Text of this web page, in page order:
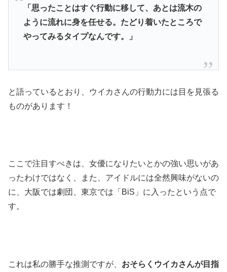
「思ったことはすぐ行動に移して、あとは流木の
ように流れに身を任せる。たどり着いたところで
やってみるタイプなんです。」
と語っているとおり、ウイカさんの行動力には目を見張る
ものがあります！
ここで注目すべきは、女優になりたいとかの強い思いがあ
ったわけではなく、また、アイドルには全然興味がないの
に、大阪では劇団、東京では「BiS」に入ったという点で
す。
これは私の勝手な推測ですが、 おそらくウイカさんが目指